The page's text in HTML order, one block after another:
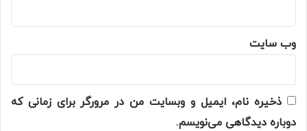
وب‌ سایت
ذخیره نام، ایمیل و وبسایت من در مرورگر برای زمانی که
دوباره دیدگاهی می‌نویسم.